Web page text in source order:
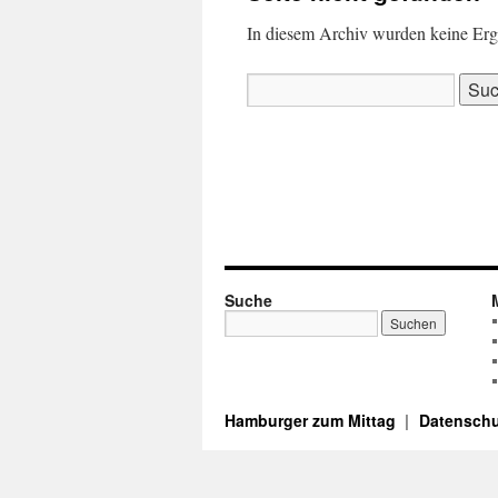
In diesem Archiv wurden keine
nach:
Suche
Hamburger zum Mittag